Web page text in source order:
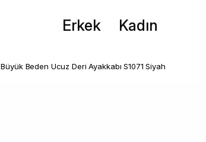
Erkek Kadın
Büyük Beden Ucuz Deri Ayakkabı S1071 Siyah